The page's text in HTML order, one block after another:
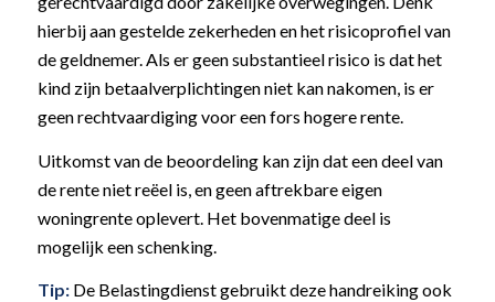
hierbij aan gestelde zekerheden en het risicoprofiel van
de geldnemer. Als er geen substantieel risico is dat het
kind zijn betaalverplichtingen niet kan nakomen, is er
geen rechtvaardiging voor een fors hogere rente.
Uitkomst van de beoordeling kan zijn dat een deel van
de rente niet reëel is, en geen aftrekbare eigen
woningrente oplevert. Het bovenmatige deel is
mogelijk een schenking.
Tip:De Belastingdienst gebruikt deze handreiking ook